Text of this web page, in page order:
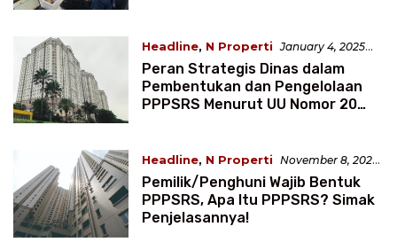
Headline, N Properti January 4, 2025
4:20 WIB
Peran Strategis Dinas dalam
Pembentukan dan Pengelolaan
PPPSRS Menurut UU Nomor 20
Headline, N Properti November 8, 2024
1:09 WIB
Pemilik/Penghuni Wajib Bentuk
PPPSRS, Apa Itu PPPSRS? Simak
Penjelasannya!